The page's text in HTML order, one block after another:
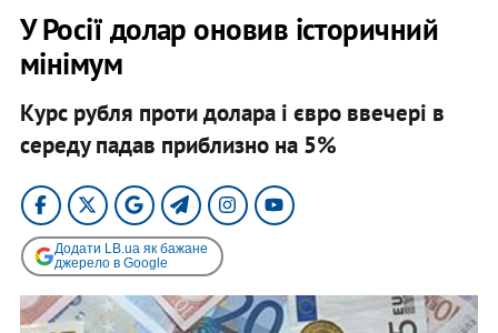
У Росії долар оновив історичний
мінімум
Курс рубля проти долара і євро ввечері в
середу падав приблизно на 5%
Додати LB.ua як бажане
джерело в Google